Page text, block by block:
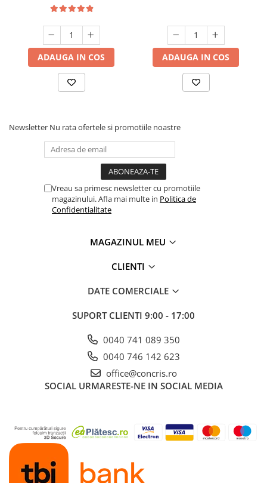
ADAUGA IN COS ADAUGA IN COS
Newsletter Nu rata ofertele si promotiile noastre
Vreau sa primesc newsletter cu promotiile
magazinului. Afla mai multe in Politica de
Confidentialitate
MAGAZINUL MEU
CLIENTI
DATE COMERCIALE
SUPORT CLIENTI 9:00 - 17:00
0040 741 089 350
0040 746 142 623
office@concris.ro
SOCIAL URMARESTE-NE IN SOCIAL MEDIA